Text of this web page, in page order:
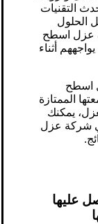
التقنيات
الحلول
عزل اسطح
أثناء
اسطح
الممتازة
يمكنك
شركة عزل
عليها